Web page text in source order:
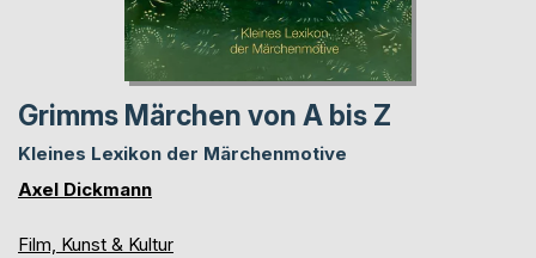
Grimms Märchen von A bis Z
Kleines Lexikon der Märchenmotive
Axel Dickmann
Film, Kunst & Kultur